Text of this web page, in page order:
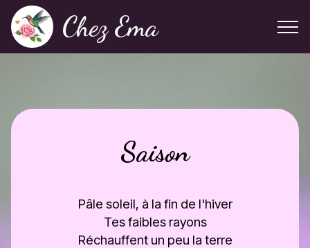
Chez Ema
Saison
Pâle soleil, à la fin de l'hiver
Tes faibles rayons
Réchauffent un peu la terre